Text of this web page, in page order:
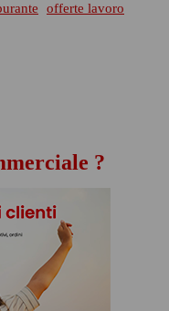
offerte lavoro
?